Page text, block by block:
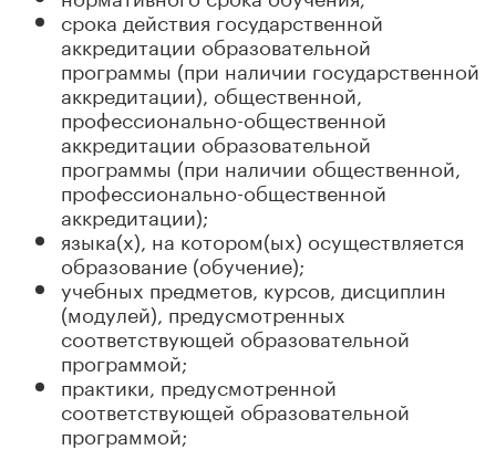
срока действия государственной
аккредитации образовательной
программы (при наличии государственной
аккредитации), общественной,
профессионально-общественной
аккредитации образовательной
программы (при наличии общественной,
профессионально-общественной
аккредитации);
языка(х), на котором(ых) осуществляется
образование (обучение);
учебных предметов, курсов, дисциплин
(модулей), предусмотренных
соответствующей образовательной
программой;
практики, предусмотренной
соответствующей образовательной
программой;